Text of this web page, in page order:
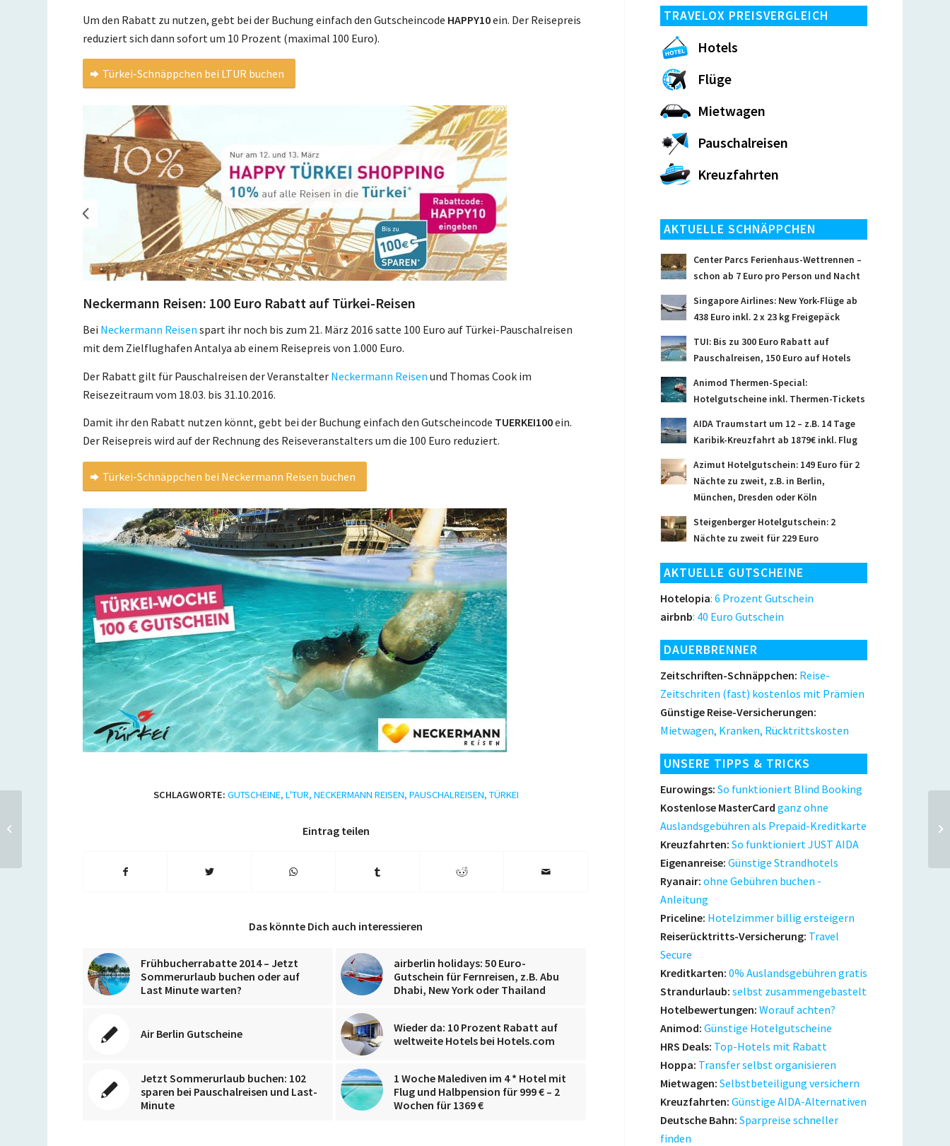
Um den Rabatt zu nutzen, gebt bei der Buchung einfach den Gutscheincode HAPPY10ein. Der Reisepreis
reduziert sich dann sofort um 10 Prozent (maximal 100 Euro).
Türkei-Schnäppchen bei LTUR buchen
Neckermann Reisen: 100 Euro Rabatt auf Türkei-Reisen
Bei Neckermann Reisen spart ihr noch bis zum 21. März 2016 satte 100 Euro auf Türkei-Pauschalreisen
mit dem Zielflughafen Antalya ab einem Reisepreis von 1.000 Euro.
Der Rabatt gilt für Pauschalreisen der Veranstalter Neckermann Reisen und Thomas Cook im
Reisezeitraum vom 18.03. bis 31.10.2016.
Damit ihr den Rabatt nutzen könnt, gebt bei der Buchung einfach den Gutscheincode TUERKEI100ein.
Der Reisepreis wird auf der Rechnung des Reiseveranstalters um die 100 Euro reduziert.
Türkei-Schnäppchen bei Neckermann Reisen buchen
SCHLAGWORTE: GUTSCHEINE, L'TUR, NECKERMANN REISEN, PAUSCHALREISEN, TÜRKEI
Eintrag teilen
Das könnte Dich auch interessieren
Frühbucherrabatte 2014 – Jetzt
Sommerurlaub buchen oder auf
Last Minute warten?
airberlin holidays: 50 Euro-
Gutschein für Fernreisen, z.B. Abu
Dhabi, New York oder Thailand
Air Berlin Gutscheine
Wieder da: 10 Prozent Rabatt auf
weltweite Hotels bei Hotels.com
Jetzt Sommerurlaub buchen: 102
sparen bei Pauschalreisen und Last-
Minute
1 Woche Malediven im 4 * Hotel mit
Flug und Halbpension für 999 € – 2
Wochen für 1369 €
TRAVELOX PREISVERGLEICH
Hotels
Flüge
Mietwagen
Pauschalreisen
Kreuzfahrten
AKTUELLE SCHNÄPPCHEN
Center Parcs Ferienhaus-Wettrennen –
schon ab 7 Euro pro Person und Nacht
Singapore Airlines: New York-Flüge ab
438 Euro inkl. 2 x 23 kg Freigepäck
TUI: Bis zu 300 Euro Rabatt auf
Pauschalreisen, 150 Euro auf Hotels
Animod Thermen-Special:
Hotelgutscheine inkl. Thermen-Tickets
AIDA Traumstart um 12 – z.B. 14 Tage
Karibik-Kreuzfahrt ab 1879€ inkl. Flug
Azimut Hotelgutschein: 149 Euro für 2
Nächte zu zweit, z.B. in Berlin,
München, Dresden oder Köln
Steigenberger Hotelgutschein: 2
Nächte zu zweit für 229 Euro
AKTUELLE GUTSCHEINE
Hotelopia: 6 Prozent Gutschein
airbnb: 40 Euro Gutschein
DAUERBRENNER
Zeitschriften-Schnäppchen: Reise-
Zeitschriten (fast) kostenlos mit Prämien
Günstige Reise-Versicherungen:
Mietwagen, Kranken, Rücktrittskosten
UNSERE TIPPS & TRICKS
Eurowings: So funktioniert Blind Booking
Kostenlose MasterCard ganz ohne
Auslandsgebühren als Prepaid-Kreditkarte
Kreuzfahrten: So funktioniert JUST AIDA
Eigenanreise: Günstige Strandhotels
Ryanair: ohne Gebühren buchen -
Anleitung
Priceline: Hotelzimmer billig ersteigern
Reiserücktritts-Versicherung: Travel
Secure
Kreditkarten: 0% Auslandsgebühren gratis
Strandurlaub: selbst zusammengebastelt
Hotelbewertungen: Worauf achten?
Animod: Günstige Hotelgutscheine
HRS Deals: Top-Hotels mit Rabatt
Hoppa: Transfer selbst organisieren
Mietwagen: Selbstbeteiligung versichern
Kreuzfahrten: Günstige AIDA-Alternativen
Deutsche Bahn: Sparpreise schneller
finden